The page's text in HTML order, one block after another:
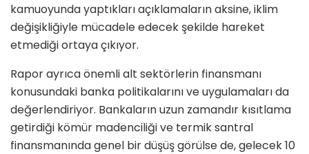
kamuoyunda yaptıkları açıklamaların aksine, iklim
değişikliğiyle mücadele edecek şekilde hareket
etmediği ortaya çıkıyor.
Rapor ayrıca önemli alt sektörlerin finansmanı
konusundaki banka politikalarını ve uygulamaları da
değerlendiriyor. Bankaların uzun zamandır kısıtlama
getirdiği kömür madenciliği ve termik santral
finansmanında genel bir düşüş görülse de, gelecek 10